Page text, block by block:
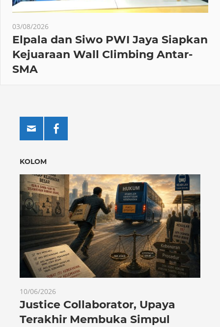
03/08/2026
Elpala dan Siwo PWI Jaya Siapkan
Kejuaraan Wall Climbing Antar-
SMA
KOLOM
10/06/2026
Justice Collaborator, Upaya
Terakhir Membuka Simpul